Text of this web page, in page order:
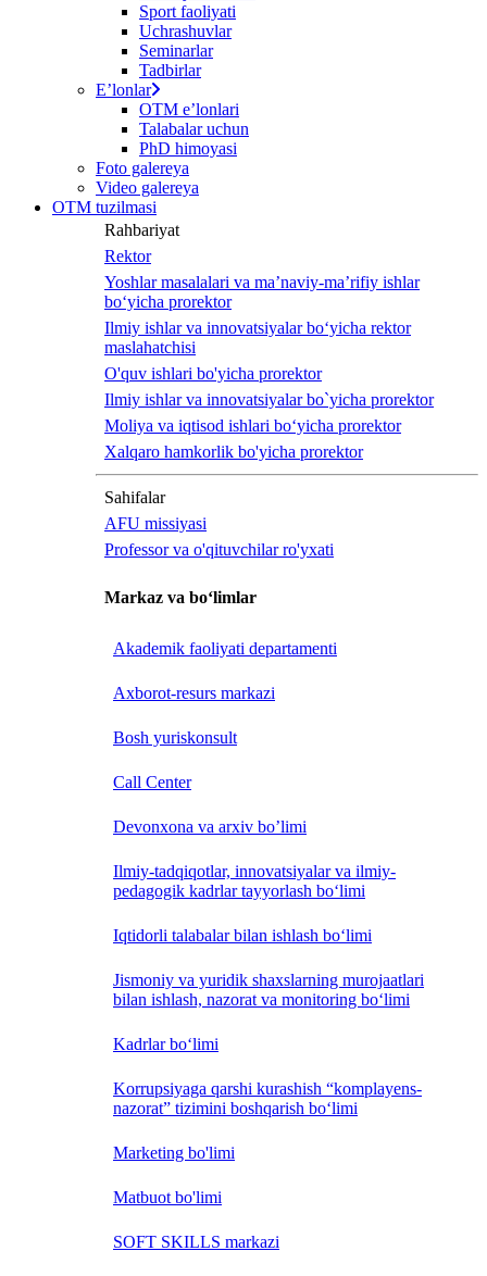
content.
Sport faoliyati
Uchrashuvlar
Seminarlar
Tadbirlar
Eʼlonlar
OTM eʼlonlari
Talabalar uchun
PhD himoyasi
Foto galereya
Video galereya
OTM tuzilmasi
Rahbariyat
Rektor
Yoshlar masalalari va ma’naviy-ma’rifiy ishlar
bo‘yicha prorektor
Ilmiy ishlar va innovatsiyalar bo‘yicha rektor
maslahatchisi
O'quv ishlari bo'yicha prorektor
Ilmiy ishlar va innovatsiyalar bo`yicha prorektor
Moliya va iqtisod ishlari bo‘yicha prorektor
Xalqaro hamkorlik bo'yicha prorektor
Sahifalar
AFU missiyasi
Professor va o'qituvchilar ro'yxati
Markaz va bo‘limlar
Akademik faoliyati departamenti
Axborot-resurs markazi
Bosh yuriskonsult
Call Center
Devonxona va arxiv bo’limi
Ilmiy-tadqiqotlar, innovatsiyalar va ilmiy-
pedagogik kadrlar tayyorlash bo‘limi
Iqtidorli talabalar bilan ishlash bo‘limi
Jismoniy va yuridik shaxslarning murojaatlari
bilan ishlash, nazorat va monitoring bo‘limi
Kadrlar bo‘limi
Korrupsiyaga qarshi kurashish “komplayens-
nazorat” tizimini boshqarish bo‘limi
Marketing bo'limi
Matbuot bo'limi
SOFT SKILLS markazi